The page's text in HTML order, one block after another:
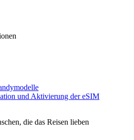
und Aktivierung der eSIM
die das Reisen lieben